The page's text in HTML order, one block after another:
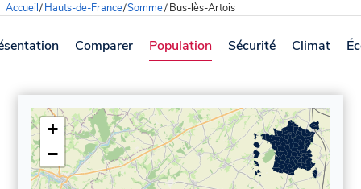
Accueil/Hauts-de-France/Somme/Bus-lès-Artois
Comparer Population Sécurité Climat
+
−